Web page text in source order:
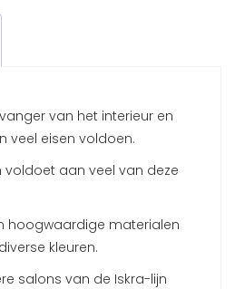
van het interieur en
veel eisen voldoen.
voldoet aan veel van deze
hoogwaardige materialen
kleuren.
salons van de Iskra-lijn